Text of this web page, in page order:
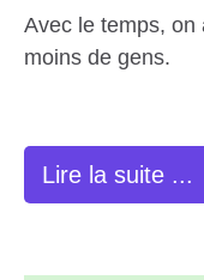
Avec le temps, on
moins de gens.
Lire la suite ...